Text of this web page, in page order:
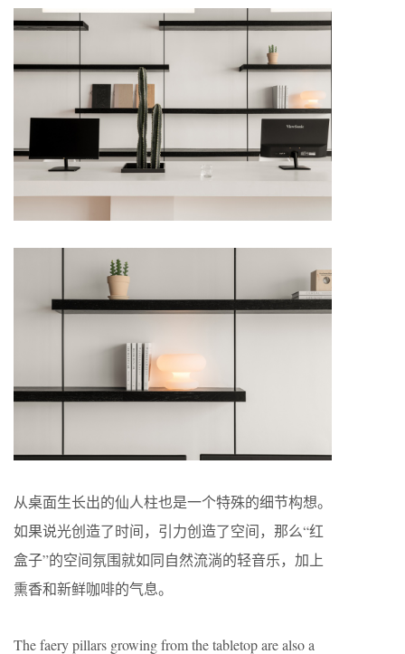
从桌面生长出的仙人柱也是一个特殊的细节构想。
如果说光创造了时间，引力创造了空间，那么“红
盒子”的空间氛围就如同自然流淌的轻音乐，加上
熏香和新鲜咖啡的气息。
The faery pillars growing from the tabletop are also a